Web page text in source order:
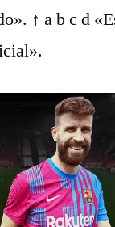
↑ a b c d